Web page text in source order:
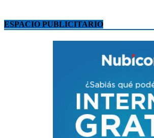
ESPACIO PUBLICITARIO